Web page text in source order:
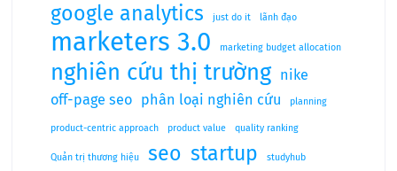
google analytics just do it lãnh đạo
marketers 3.0 marketing budget allocation
nghiên cứu thị trường
nike
off-page seo
phân loại nghiên cứu planning
product-centric approach product value quality ranking
Quản trị thương hiệu seo startup studyhub